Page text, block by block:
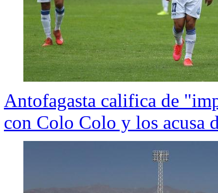
Antofagasta califica de
con Colo Colo y los acusa